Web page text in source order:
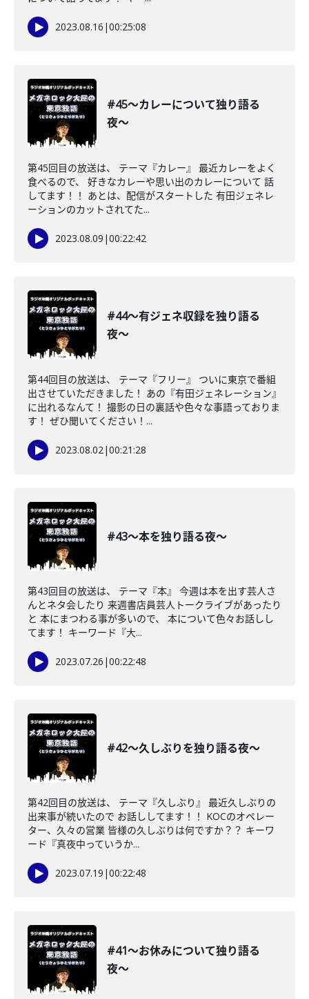
2023.08.16 |00:25:08
#45〜カレーについて独り語る
夜〜
第45回目の放送は、 テーマ『カレー』 最近カレーをよく
食べるので、 好きなカレーや思い出のカレーについて 話
してます！！ あとは、配信がスタートした 有田ジェネレ
ーションのカットされてた...
2023.08.09 |00:22:42
#44〜有ジェネ収録を独り語る
夜〜
第44回目の放送は、 テーマ『フリー』 ついに東京で番組
出させていただきました！ あの『有田ジェネレーション』
に出れるなんて！ 撮影の日の裏話や色々な事語っておりま
す！ ぜひ聞いてください！...
2023.08.02|00:21:28
#43〜本を独り語る夜〜
第43回目の放送は、 テーマ『本』 今週は本を出す芸人さ
んとネタ会したり 来週書店員芸人トークライブがあったり
と 本にまつわる事が多いので、 本について色々お話しし
てます！ キーワード『大...
2023.07.26 |00:22:48
#42〜久しぶりを独り語る夜〜
第42回目の放送は、 テーマ『久しぶり』 最近久しぶりの
出来事が続いたので お話ししてます！！ KOCのオペレー
ター、久々の営業 皆様の久しぶりは何ですか？？ キーワ
ード『真夜中っていうか...
2023.07.19 |00:22:48
#41〜お休みについて独り語る
夜〜